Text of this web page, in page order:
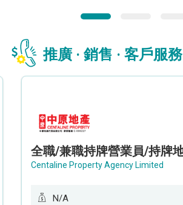
推廣 · 銷售 · 客戶服務
Centaline Property Agency Limited
N/A